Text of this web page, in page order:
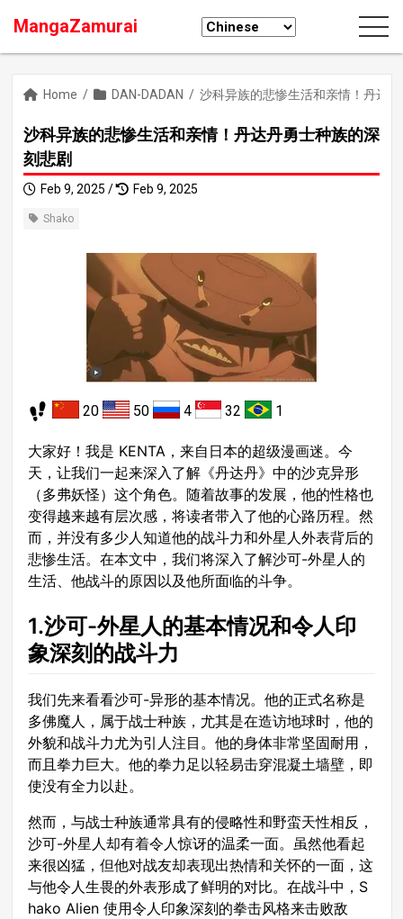
MangaZamurai
Home / DAN-DADAN / 沙科异族的悲惨生活和亲情！丹达
沙科异族的悲惨生活和亲情！丹达丹勇士种族的深
刻悲剧
Feb 9, 2025 / Feb 9, 2025
Shako
20 50 4 32 1
大家好！我是 KENTA，来自日本的超级漫画迷。今
天，让我们一起来深入了解《丹达丹》中的沙克异形
（多弗妖怪）这个角色。随着故事的发展，他的性格也
变得越来越有层次感，将读者带入了他的心路历程。然
而，并没有多少人知道他的战斗力和外星人外表背后的
悲惨生活。在本文中，我们将深入了解沙可-外星人的
生活、他战斗的原因以及他所面临的斗争。
1.沙可-外星人的基本情况和令人印
象深刻的战斗力
我们先来看看沙可-异形的基本情况。他的正式名称是
多佛魔人，属于战士种族，尤其是在造访地球时，他的
外貌和战斗力尤为引人注目。他的身体非常坚固耐用，
而且拳力巨大。他的拳力足以轻易击穿混凝土墙壁，即
使没有全力以赴。
然而，与战士种族通常具有的侵略性和野蛮天性相反，
沙可-外星人却有着令人惊讶的温柔一面。虽然他看起
来很凶猛，但他对战友却表现出热情和关怀的一面，这
与他令人生畏的外表形成了鲜明的对比。在战斗中，S
hako Alien 使用令人印象深刻的拳击风格来击败敌